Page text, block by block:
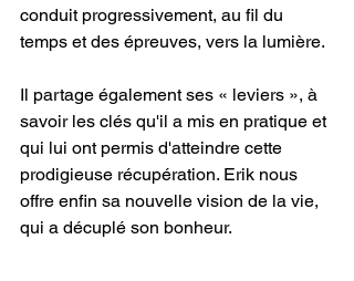
conduit progressivement, au fil du
temps et des épreuves, vers la lumière.
Il partage également ses « leviers », à
savoir les clés qu'il a mis en pratique et
qui lui ont permis d'atteindre cette
prodigieuse récupération. Erik nous
offre enfin sa nouvelle vision de la vie,
qui a décuplé son bonheur.